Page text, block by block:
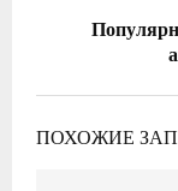
ПОХОЖИЕ